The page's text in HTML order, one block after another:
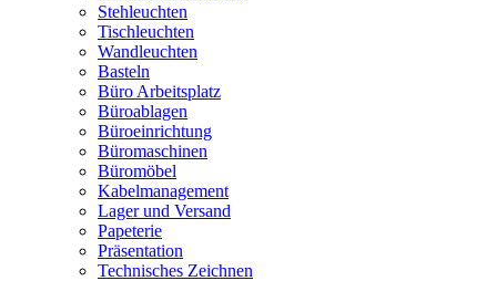
Stehleuchten
Tischleuchten
Wandleuchten
Basteln
Büro Arbeitsplatz
Büroablagen
Büroeinrichtung
Büromaschinen
Büromöbel
Kabelmanagement
Lager und Versand
Papeterie
Präsentation
Technisches Zeichnen